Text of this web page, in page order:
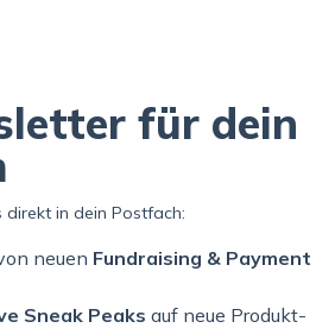
für dein
in dein Postfach:
neuen Fundraising & Payment
Sneak Peaks auf neue Produkt-